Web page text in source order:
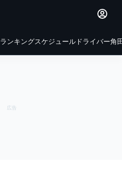
ランキングスケジュール ドライバー角